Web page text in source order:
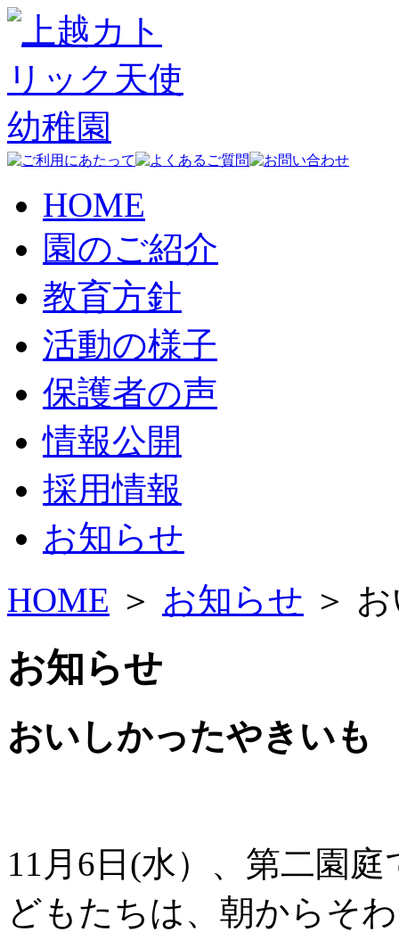
HOME
園のご紹介
教育方針
活動の様子
保護者の声
情報公開
採用情報
お知らせ
HOME ＞ お知らせ ＞
お知らせ
おいしかったやきいも
11月6日(水）、第二園
どもたちは、朝からそ